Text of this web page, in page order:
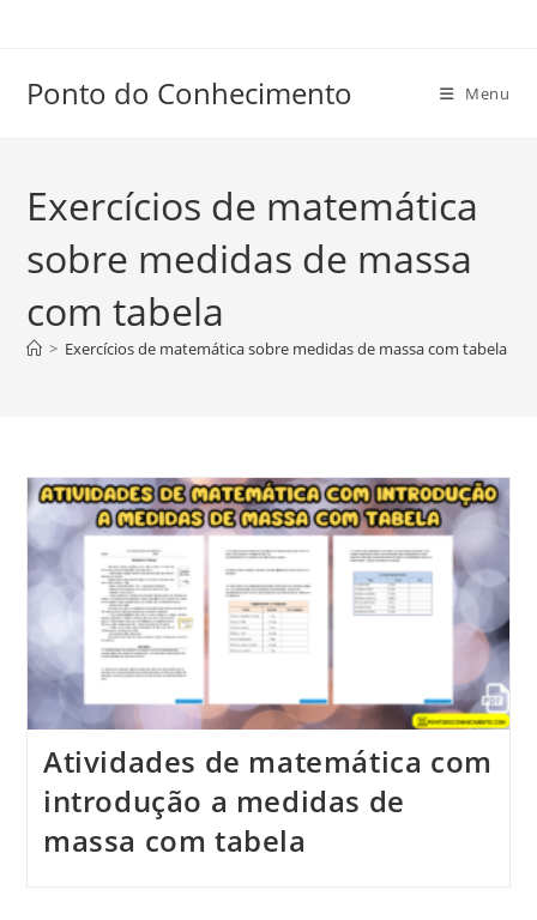
conteúdo
Ponto do Conhecimento Menu
Exercícios de matemática
sobre medidas de massa
com tabela
> Exercícios de matemática sobre medidas de massa com tabela
Atividades de matemática com
introdução a medidas de
massa com tabela